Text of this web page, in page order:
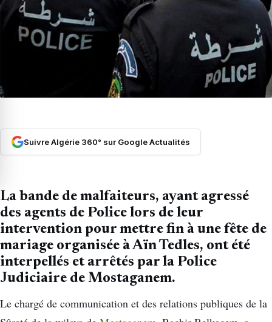
Suivre Algérie 360° sur Google Actualités
La bande de malfaiteurs, ayant agressé
des agents de Police lors de leur
intervention pour mettre fin à une fête de
mariage organisée à Aïn Tedles, ont été
interpellés et arrêtés par la Police
Judiciaire de Mostaganem.
Le chargé de communication et des relations publiques de la